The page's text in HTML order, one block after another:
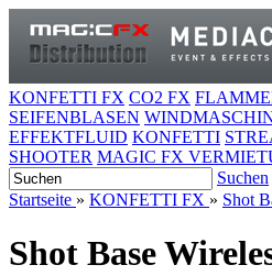
KONFETTI FX CO2 FX
SEIFENBLASEN
EFFEKTFLUID KONFETTI
SHOOTER MAGIC FX
Suchen
Startseite » KONFETTI FX » Shot
Shot Base